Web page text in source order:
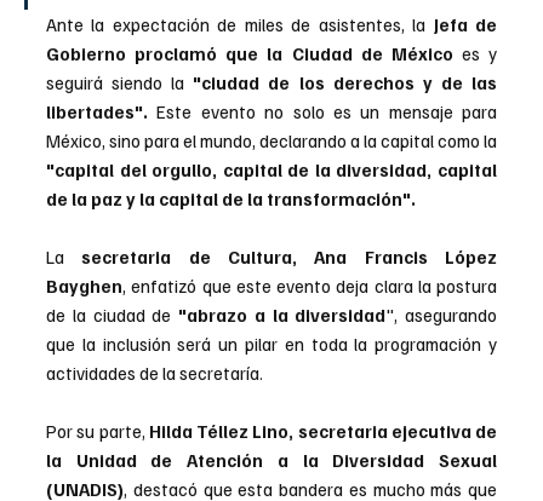
Ante la expectación de miles de asistentes, la Jefa de
Gobierno proclamó que la Ciudad de México es y
seguirá siendo la "ciudad de los derechos y de las
libertades". Este evento no solo es un mensaje para
"capital del orgullo, capital de la diversidad, capital
de la paz y la capital de la transformación".
La secretaria de Cultura, Ana Francis López
Bayghen, enfatizó que este evento deja clara la postura
de la ciudad de "abrazo a la diversidad", asegurando
que la inclusión será un pilar en toda la programación y
actividades de la secretaría.
Por su parte, Hilda Téllez Lino, secretaria ejecutiva de
la Unidad de Atención a la Diversidad Sexual
(UNADIS), destacó que esta bandera es mucho más que